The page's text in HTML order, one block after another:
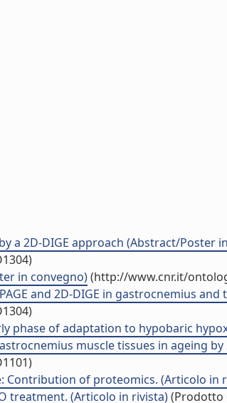
a 2D-DIGE approach (Abstract/Poster
in convegno)(http://www.cnr.it/
and 2D-DIGE in gastrocnemius
phase of adaptation to hypobaric
muscle tissues in ageing by
Contribution of proteomics. (Articolo in
treatment. (Articolo in rivista)(Prodotto